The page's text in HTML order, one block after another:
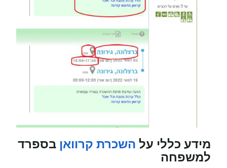
מידע כללי על השכרת קרוואן בספרד
למשפחה